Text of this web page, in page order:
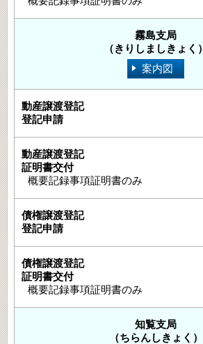
霧島支局
（きりしましきょく）
案内図
概要記録事項証明書のみ
概要記録事項証明書のみ
知覧支局
（ちらんしきょく）